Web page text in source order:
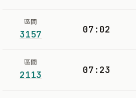
區間
3157 07:02
區間
2113 07:23